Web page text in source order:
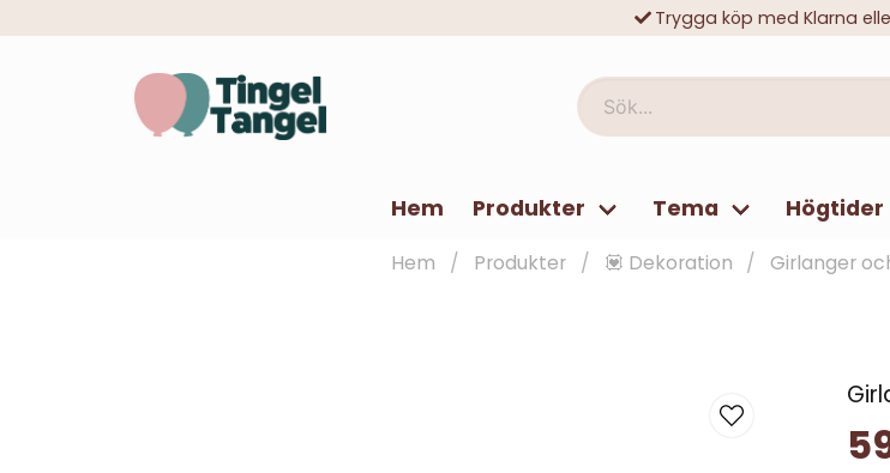
Trygga köp med Klarna
Sök...
Hem Produkter Tema Högtider
Hem Produkter 💟 Dekoration Girlanger